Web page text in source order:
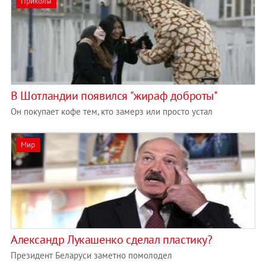
В Шотландии появился "жираф доброты"
Он покупает кофе тем, кто замерз или просто устал
Мир
Александр Лукашенко сделал пластику?
Президент Беларуси заметно помолодел